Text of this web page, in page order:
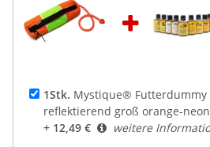
1Stk. Mystique® Futterdummy
reflektierend groß orange-
+ 12,49 €
weitere